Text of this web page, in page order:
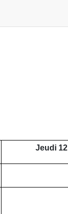
Jeudi 12